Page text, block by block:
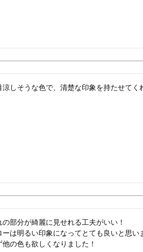
涼しそうな色で、清楚な印象を持たせてく
の部分が綺麗に見せれる工夫がいい！
ーは明るい印象になってとても良いと思い
他の色も欲しくなりました！